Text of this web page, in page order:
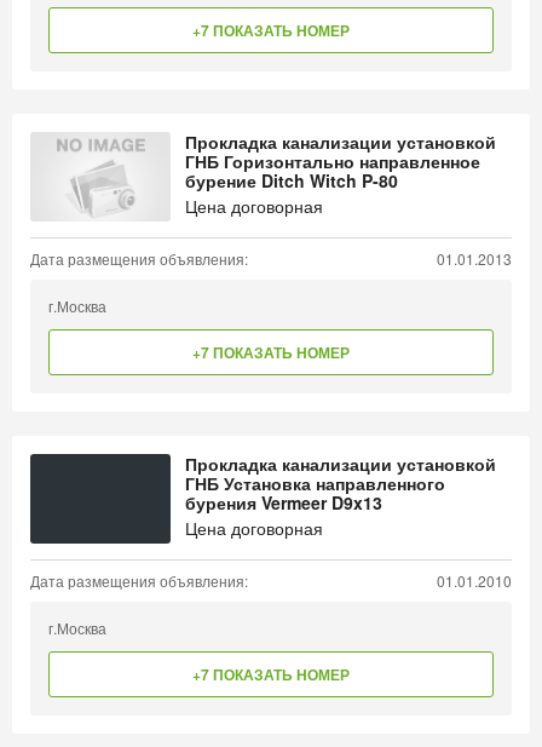
+7 ПОКАЗАТЬ НОМЕР
Прокладка канализации установкой
ГНБ Горизонтально направленное
бурение Ditch Witch P-80
Цена договорная
Дата размещения объявления: 01.01.2013
г.Москва
+7 ПОКАЗАТЬ НОМЕР
Прокладка канализации установкой
ГНБ Установка направленного
бурения Vermeer D9x13
Цена договорная
Дата размещения объявления: 01.01.2010
г.Москва
+7 ПОКАЗАТЬ НОМЕР